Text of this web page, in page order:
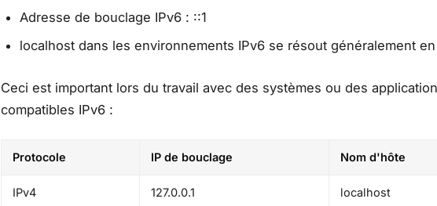
Adresse de bouclage IPv6 : ::1
localhost dans les environnements IPv6 se résout généralement en
Ceci est important lors du travail avec des systèmes ou des
compatibles IPv6 :
Protocole IP de bouclage Nom d'hôte
IPv4 127.0.0.1 localhost